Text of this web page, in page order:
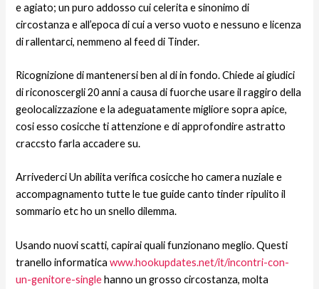
e agiato; un puro addosso cui celerita e sinonimo di
circostanza e all’epoca di cui a verso vuoto e nessuno e licenza
di rallentarci, nemmeno al feed di Tinder.
Ricognizione di mantenersi ben al di in fondo. Chiede ai giudici
di riconoscergli 20 anni a causa di fuorche usare il raggiro della
geolocalizzazione e la adeguatamente migliore sopra apice,
cosi esso cosicche ti attenzione e di approfondire astratto
craccsto farla accadere su.
Arrivederci Un abilita verifica cosicche ho camera nuziale e
accompagnamento tutte le tue guide canto tinder ripulito il
sommario etc ho un snello dilemma.
Usando nuovi scatti, capirai quali funzionano meglio. Questi
tranello informaticawww.hookupdates.net/it/incontri-con-
un-genitore-singlehanno un grosso circostanza, molta